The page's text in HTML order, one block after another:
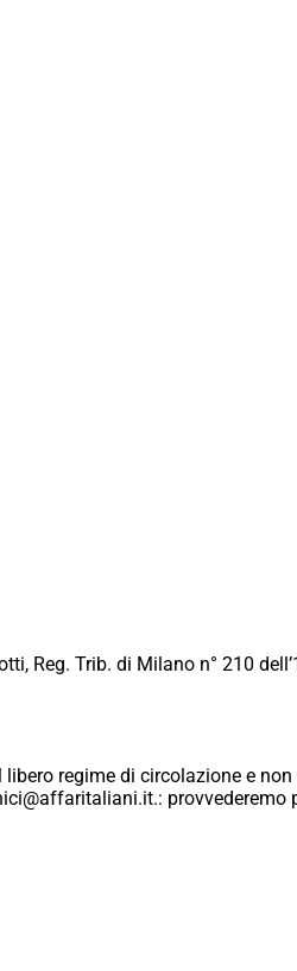
Reg. Trib. di Milano n° 210
regime di circolazione e